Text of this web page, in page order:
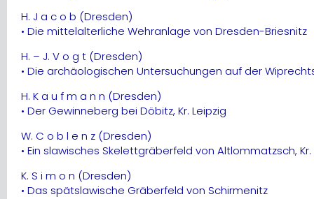
H. J a c o b (Dresden)
• Die mittelalterliche Wehranlage von Dresden-Briesnitz
H. – J. V o g t (Dresden)
• Die archäologischen Untersuchungen auf der
H. K a u f m a n n (Dresden)
• Der Gewinneberg bei Döbitz, Kr. Leipzig
W. C o b l e n z (Dresden)
• Ein slawisches Skelettgräberfeld von Altlommatzsch,
K. S i m o n (Dresden)
• Das spätslawische Gräberfeld von Schirmenitz